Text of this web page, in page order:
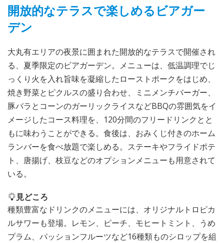
開放的なテラスで楽しめるビアガー
デン
大丸有エリアの夜景に囲まれた開放的なテラスで開催され
る、夏季限定のビアガーデン。メニューは、低温調理でじ
っくり火を入れ旨味を凝縮したローストポークをはじめ、
焼き野菜とピクルスの盛り合わせ、ミニメンチバーガー、
豚バラとコーンのガーリックライスなどBBQの雰囲気をイ
メージしたコース料理を、120分間のフリードリンクとと
もに味わうことができる。食後は、おみくじ付きのホーム
ランバーを食べ放題で楽しめる。ステーキやフライドポテ
ト、唐揚げ、枝豆などのオプションメニューも用意されて
いる。
見どころ
種類豊富なドリンクのメニューには、オリジナルトロピカ
ルサワーも登場。レモン、ピーチ、モヒートミント、うめ
プラム、パッションフルーツなど16種類ものシロップを組